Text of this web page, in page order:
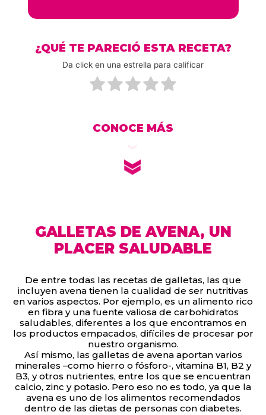
¿QUÉ TE PARECIÓ ESTA RECETA?
Da click en una estrella para calificar
CONOCE MÁS
GALLETAS DE AVENA, UN
PLACER SALUDABLE
De entre todas las recetas de galletas, las que
incluyen avena tienen la cualidad de ser nutritivas
en varios aspectos. Por ejemplo, es un alimento rico
en fibra y una fuente valiosa de carbohidratos
saludables, diferentes a los que encontramos en
los productos empacados, difíciles de procesar por
nuestro organismo.
Así mismo, las galletas de avena aportan varios
minerales –como hierro o fósforo-, vitamina B1, B2 y
B3, y otros nutrientes, entre los que se encuentran
calcio, zinc y potasio. Pero eso no es todo, ya que la
avena es uno de los alimentos recomendados
dentro de las dietas de personas con diabetes.